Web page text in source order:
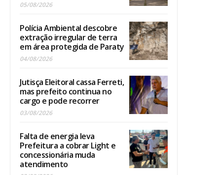
05/08/2026
Polícia Ambiental descobre
extração irregular de terra
em área protegida de Paraty
04/08/2026
Jutisça Eleitoral cassa Ferreti,
mas prefeito continua no
cargo e pode recorrer
03/08/2026
Falta de energia leva
Prefeitura a cobrar Light e
concessionária muda
atendimento